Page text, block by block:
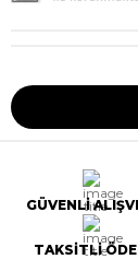
GÜVENLİ
TAKSİTLİ